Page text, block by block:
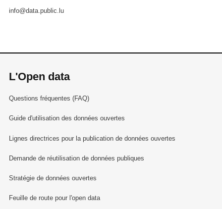
info@data.public.lu
L'Open data
Questions fréquentes (FAQ)
Guide d'utilisation des données ouvertes
Lignes directrices pour la publication de données ouvertes
Demande de réutilisation de données publiques
Stratégie de données ouvertes
Feuille de route pour l'open data